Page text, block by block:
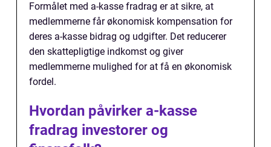
Formålet med a-kasse fradrag er at sikre, at
medlemmerne får økonomisk kompensation for
deres a-kasse bidrag og udgifter. Det reducerer
den skattepligtige indkomst og giver
medlemmerne mulighed for at få en økonomisk
fordel.
Hvordan påvirker a-kasse
fradrag investorer og